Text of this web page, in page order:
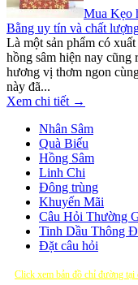
Mua Kẹo
Bằng uy tín và chất
Là một sản phẩm có
hồng sâm hiện nay
hương vị thơm ngon
này đã...
Xem chi tiết →
Nhân Sâm
Quà Biếu
Hồng Sâm
Linh Chi
Đông trùng
Khuyến Mãi
Câu Hỏi Thường
Tinh Dầu Thông
Đặt câu hỏi
Click xem bản đồ chỉ đường tại